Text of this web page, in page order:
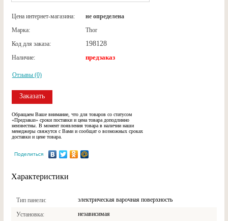
Цена интернет-магазина:
не определена
Марка:
Thor
Код для заказа:
198128
Наличие: предзаказ
Отзывы (0)
Заказать
Обращаем Ваше внимание, что для товаров со статусом
«Предзаказ» сроки поставки и цена товара доподлинно
неизвестны. В момент появления товара в наличии наши
менеджеры свяжутся с Вами и сообщат о возможных сроках
доставки и цене товара.
Поделиться
Характеристики
Тип панели электрическая варочная поверхность
Установка независимая